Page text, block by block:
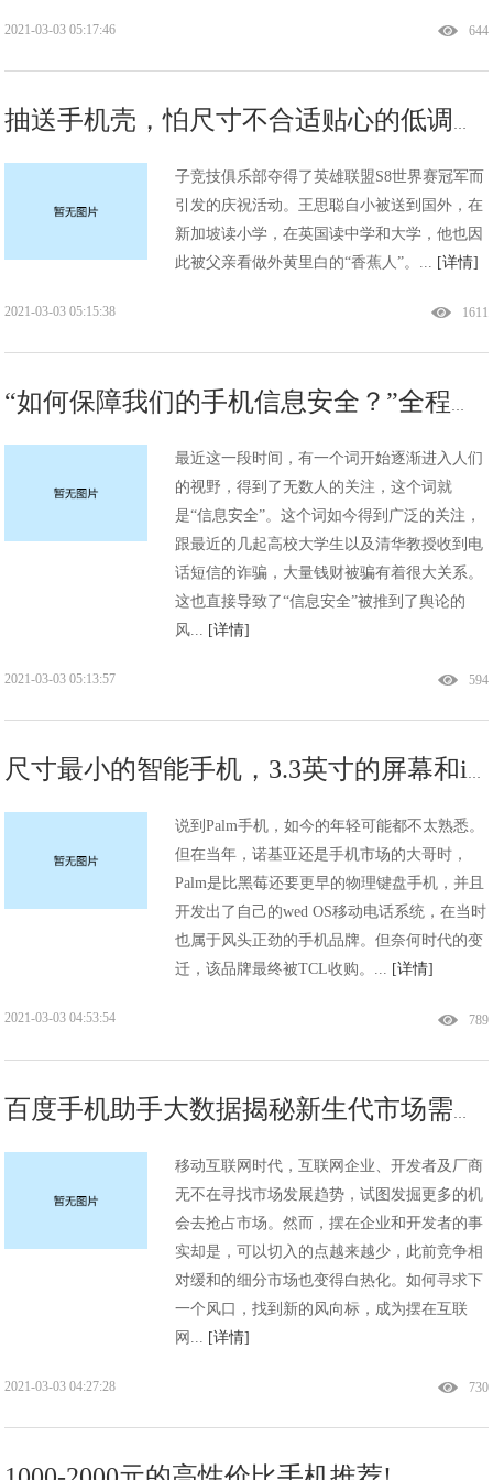
644
2021-03-03 05:17:46
子竞技俱乐部夺得了英雄联盟S8世界赛冠军而
引发的庆祝活动。王思聪自小被送到国外，在
新加坡读小学，在英国读中学和大学，他也因
此被父亲看做外黄里白的“香蕉人”。...
[详情]
1611
2021-03-03 05:15:38
“如何保障我们的手机信息安全？”全程回顾360Q5旗舰发布会!
最近这一段时间，有一个词开始逐渐进入人们
的视野，得到了无数人的关注，这个词就
是“信息安全”。这个词如今得到广泛的关注，
跟最近的几起高校大学生以及清华教授收到电
话短信的诈骗，大量钱财被骗有着很大关系。
这也直接导致了“信息安全”被推到了舆论的
风... [详情]
594
2021-03-03 05:13:57
尺寸最小的智能手机，3.3英寸的屏幕和iPhone4一样大!
说到Palm手机，如今的年轻可能都不太熟悉。
但在当年，诺基亚还是手机市场的大哥时，
Palm是比黑莓还要更早的物理键盘手机，并且
开发出了自己的wed OS移动电话系统，在当时
也属于风头正劲的手机品牌。但奈何时代的变
迁，该品牌最终被TCL收购。... [详情]
789
2021-03-03 04:53:54
移动互联网时代，互联网企业、开发者及厂商
无不在寻找市场发展趋势，试图发掘更多的机
会去抢占市场。然而，摆在企业和开发者的事
实却是，可以切入的点越来越少，此前竞争相
对缓和的细分市场也变得白热化。如何寻求下
一个风口，找到新的风向标，成为摆在互联
网... [详情]
730
2021-03-03 04:27:28